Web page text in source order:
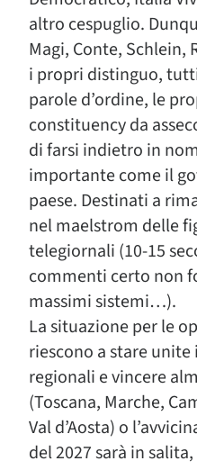
altro cespuglio.
Magi, Conte, Schlein,
i propri distinguo,
parole d’ordine, le
constituency da
di farsi indietro in
importante come il
paese. Destinati a
nel maelstrom delle
telegiornali (10-15
commenti certo non
massimi sistemi…).
La situazione per le
riescono a stare
regionali e vincere
(Toscana, Marche,
Val d’Aosta) o
del 2027 sarà in